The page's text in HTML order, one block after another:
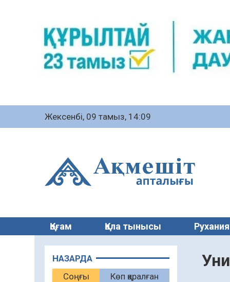
Жексенбі, 09 тамыз, 14:09
Қоғам Қала тынысы
НАЗАРДА
Соңғы
Көп қаралған